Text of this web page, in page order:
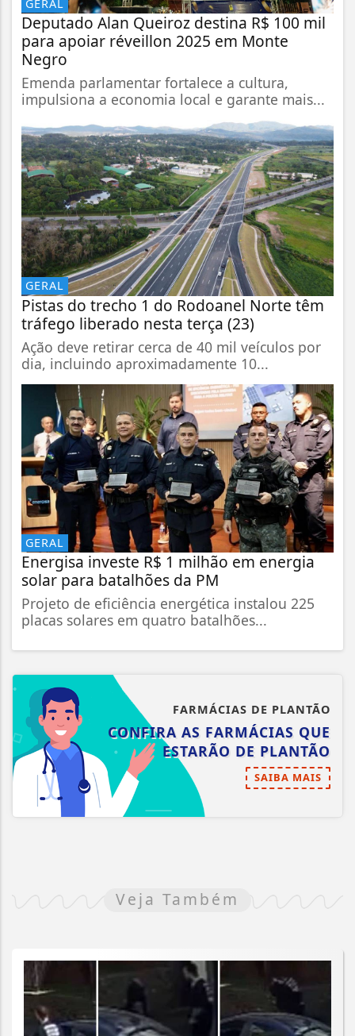
GERAL
Deputado Alan Queiroz destina R$ 100 mil
para apoiar réveillon 2025 em Monte
Negro
Emenda parlamentar fortalece a cultura,
impulsiona a economia local e garante mais...
GERAL
Pistas do trecho 1 do Rodoanel Norte têm
tráfego liberado nesta terça (23)
Ação deve retirar cerca de 40 mil veículos por
dia, incluindo aproximadamente 10...
GERAL
Energisa investe R$ 1 milhão em energia
solar para batalhões da PM
Projeto de eficiência energética instalou 225
placas solares em quatro batalhões...
FARMÁCIAS DE PLANTÃO
CONFIRA AS FARMÁCIAS QUE
ESTARÃO DE PLANTÃO
SAIBA MAIS
Veja Também